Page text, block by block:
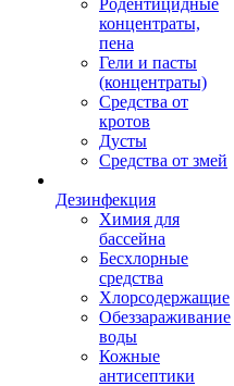
Родентицидные
концентраты,
пена
Гели и пасты
(концентраты)
Средства от
кротов
Дусты
Средства от змей
Дезинфекция
Химия для
бассейна
Бесхлорные
средства
Хлорсодержащие
Обеззараживание
воды
Кожные
антисептики